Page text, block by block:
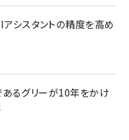
シスタントの精度を高め
るグリーが10年をかけ